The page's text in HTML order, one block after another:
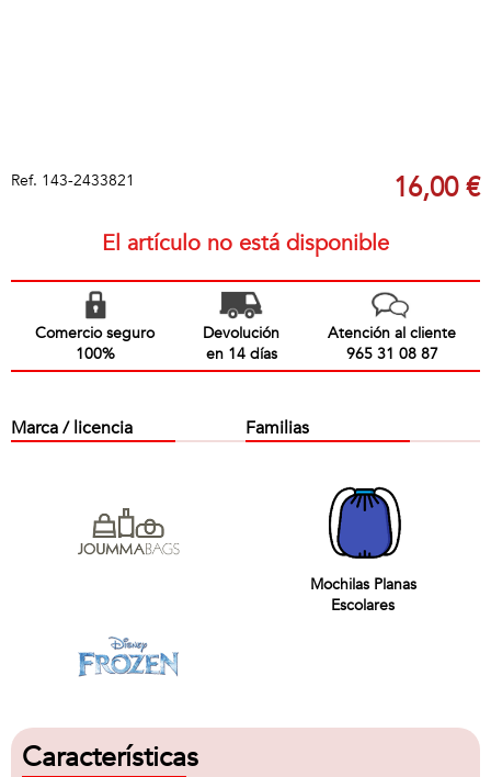
Ref. 143-2433821 16,00 €
El artículo no está disponible
Comercio seguro
100%
Devolución
en 14 días
Atención al cliente
965 31 08 87
Marca / licencia Familias
Mochilas Planas
Escolares
Características